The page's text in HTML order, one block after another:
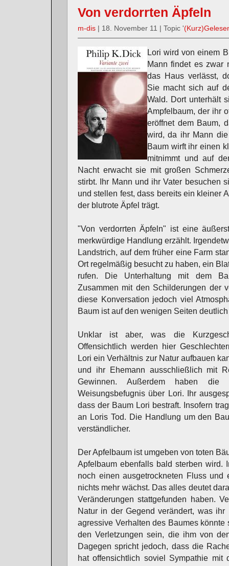
Von verdorrten Äpfeln
m-dis | 18. November 11 | Topic '
Lori wird von einem
Mann findet es zwar
das Haus verlässt,
Sie macht sich auf
Wald. Dort unterhält
Ampfelbaum, der ihr
eröffnet dem Baum,
wird, da ihr Mann
Baum wirft ihr einen
mitnimmt und auf
Nacht erwacht sie mit großen
stirbt. Ihr Mann und ihr Vater besuchen
und stellen fest, dass bereits ein kleiner
der blutrote Äpfel trägt.
"Von verdorrten Äpfeln" ist eine
merkwürdige Handlung erzählt.
Landstrich, auf dem früher eine Farm
Ort regelmäßig besucht zu haben, ein
rufen. Die Unterhaltung mit dem
Zusammen mit den Schilderungen der
diese Konversation jedoch viel
Baum ist auf den wenigen Seiten
Unklar ist aber, was die
Offensichtlich werden hier
Lori ein Verhältnis zur Natur aufbauen
und ihr Ehemann ausschließlich mit
Gewinnen. Außerdem haben
Weisungsbefugnis über Lori. Ihr
dass der Baum Lori bestraft. Insofern
an Loris Tod. Die Handlung um den
verständlicher.
Der Apfelbaum ist umgeben von toten
Apfelbaum ebenfalls bald sterben wird.
noch einen ausgetrockneten Fluss und
nichts mehr wächst. Das alles deutet
Veränderungen stattgefunden haben.
Natur in der Gegend verändert, was
agressive Verhalten des Baumes
den Verletzungen sein, die ihm von
Dagegen spricht jedoch, dass die
hat offensichtlich soviel Sympathie